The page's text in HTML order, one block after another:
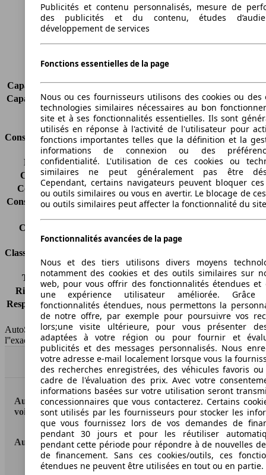
Empattement
2489 mm
Poids maximum
1570 kg
Charge maximale
Portes
3
Capacité de remorquage (sans freins) -
Capacité de remorquage (avec freins) -
Volume du coffre
290 - 974 l
Consommation
Émissions de CO2*
82 g/km (komb.)
Consommation (ville)
3.4 l/100km
Consommation (route)
3.0 l/100km
Consommation (combinée)* 3.2 l/100km
Capacité du réservoir
Classes d'assurance
Tous risques
-
Risques partiels
-
Responsabilité civile -
HSN/TSN
n.c./n.c.
AutoScout24 France SAS décline toute responsabilité concernant
l''exactitude des indications fournies.
Haut
AutoScout24: la plus grande plateforme en ligne de
voitures en Europe
AutoScout24
A propos d'AutoScout24
Publicités et contenu personnalisés, mesure de
des publicités et du contenu, études
développement de services
Fonctions essentielles de la page
Nous ou ces fournisseurs utilisons des cookies ou des
technologies similaires nécessaires au bon
site et à ses fonctionnalités essentielles. Ils sont
utilisés en réponse à l'activité de l'utilisateur pour
fonctions importantes telles que la définition et la
informations de connexion ou des
confidentialité. L'utilisation de ces cookies ou
similaires ne peut généralement pas être
Cependant, certains navigateurs peuvent bloquer ces
ou outils similaires ou vous en avertir. Le blocage de
ou outils similaires peut affecter la fonctionnalité du
Fonctionnalités avancées de la page
Nous et des tiers utilisons divers moyens
notamment des cookies et des outils similaires sur
web, pour vous offrir des fonctionnalités étendues et
une expérience utilisateur améliorée.
fonctionnalités étendues, nous permettons la
de notre offre, par exemple pour poursuivre vos
lors;une visite ultérieure, pour vous présenter
adaptées à votre région ou pour fournir et
publicités et des messages personnalisés. Nous
votre adresse e-mail localement lorsque vous la
des recherches enregistrées, des véhicules favoris
cadre de l'évaluation des prix. Avec votre
informations basées sur votre utilisation seront
concessionnaires que vous contacterez. Certains
sont utilisés par les fournisseurs pour stocker les
que vous fournissez lors de vos demandes de
pendant 30 jours et pour les réutiliser
pendant cette période pour répondre à de nouvelles
de financement. Sans ces cookies/outils, ces
étendues ne peuvent être utilisées en tout ou en partie.